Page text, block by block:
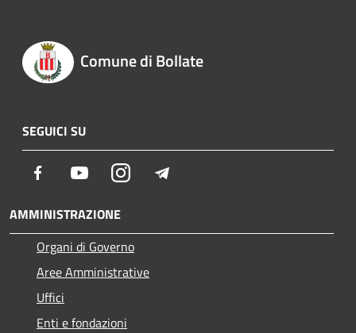
Comune di Bollate
SEGUICI SU
Facebook YoutubeInstagram
AMMINISTRAZIONE
Organi di Governo
Aree Amministrative
Uffici
Enti e fondazioni